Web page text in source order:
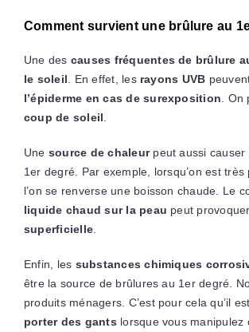
Comment survient une brûlure au
Une des causes fréquentes de brûlure
le soleil . En effet, les rayons UVB
l’épiderme en cas de surexposition .
coup de soleil
Une source de chaleurpeut aussi causer
1er degré. Par exemple, lorsqu’on est très
l’on se renverse une boisson chaude. Le
liquide chaud sur la peau peut
superficielle
Enfin, les substances chimiques
être la source de brûlures au 1er degré.
produits ménagers. C’est pour cela qu’il
porter des gants lorsque vous manipulez